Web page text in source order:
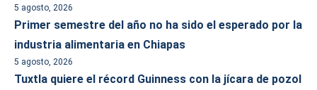
5 agosto, 2026
Primer semestre del año no ha sido el esperado por la
industria alimentaria en Chiapas
5 agosto, 2026
Tuxtla quiere el récord Guinness con la jícara de pozol